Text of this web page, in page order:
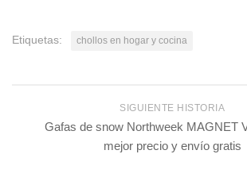
Etiquetas: chollos en hogar y cocina
SIGUIENTE HISTORIA
Gafas de snow Northweek MAGNET
mejor precio y envío gratis